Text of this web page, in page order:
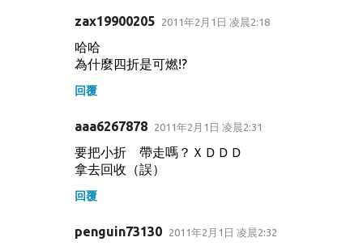
zax19900205 2011年2月1日 凌晨2:18
哈哈
為什麼四折是可燃!?
回覆
aaa6267878 2011年2月1日 凌晨2:31
要把小折 帶走嗎？ＸＤＤＤ
拿去回收（誤）
回覆
penguin73130 2011年2月1日 凌晨2:32